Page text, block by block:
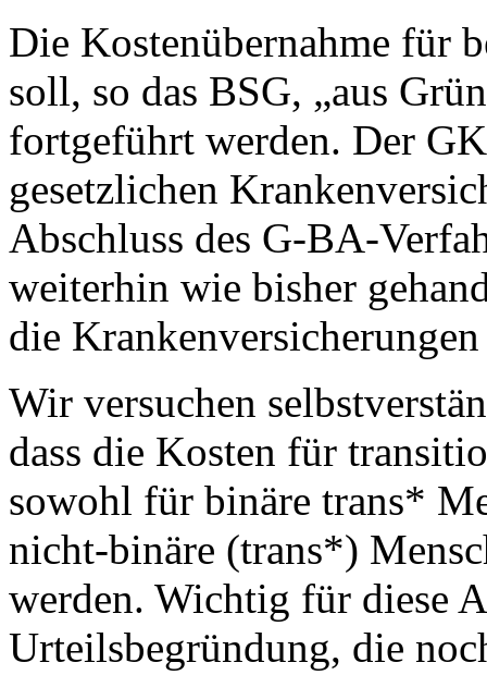
Die Kostenübernahme für
soll, so das BSG, „aus
fortgeführt werden. Der
gesetzlichen
Abschluss des G-BA-
weiterhin wie bisher
die
Wir versuchen
dass die Kosten für
sowohl für binäre trans*
nicht-binäre (trans*)
werden. Wichtig für diese
Urteilsbegründung, die